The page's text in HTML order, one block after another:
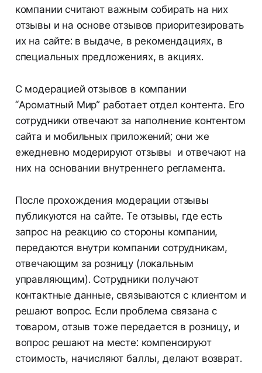
компании считают важным собирать на них
отзывы и на основе отзывов приоритезировать
их на сайте: в выдаче, в рекомендациях, в
специальных предложениях, в акциях.
С модерацией отзывов в компании
“Ароматный Мир” работает отдел контента. Его
сотрудники отвечают за наполнение контентом
сайта и мобильных приложений; они же
ежедневно модерируют отзывы и отвечают на
них на основании внутреннего регламента.
После прохождения модерации отзывы
публикуются на сайте. Те отзывы, где есть
запрос на реакцию со стороны компании,
передаются внутри компании сотрудникам,
отвечающим за розницу (локальным
управляющим). Сотрудники получают
контактные данные, связываются с клиентом и
решают вопрос. Если проблема связана с
товаром, отзыв тоже передается в розницу, и
вопрос решают на месте: компенсируют
стоимость, начисляют баллы, делают возврат.